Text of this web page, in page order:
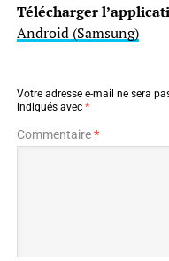
Télécharger
Android (Samsung)
Votre adresse e-mail ne sera
indiqués avec *
Commentaire*